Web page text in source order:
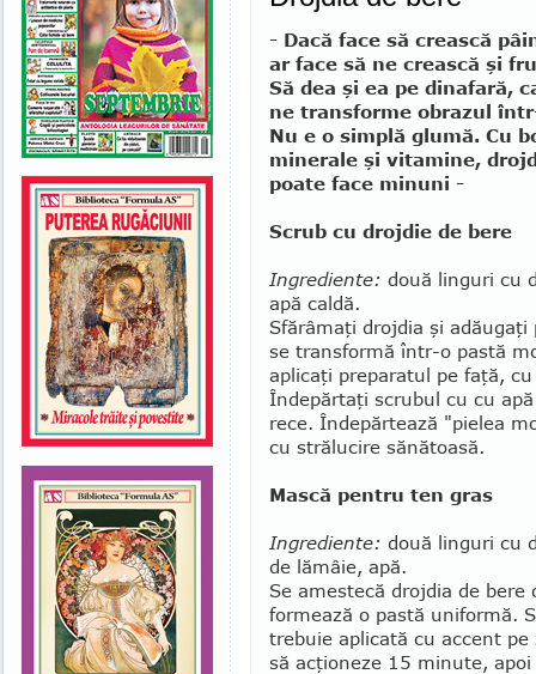
- Dacă face să crească
ar face să ne creas­că şi
Să dea şi ea pe dinafară,
ne transforme obrazul
Nu e o simplă glumă. Cu
minerale şi vita­mine,
poate face minuni -
Scrub cu drojdie de bere
Ingrediente: două linguri cu
apă caldă.
Sfărâmaţi drojdia şi
se transformă într-o pastă
aplicaţi pre­paratul pe faţă,
Îndepărtaţi scrubul cu cu
rece. Îndepărtează "pielea
cu strălucire sănătoasă.
Mască pentru ten gras
Ingrediente: două linguri cu
de lămâie, apă.
Se amestecă droj­dia de
formează o pastă uni­formă.
trebuie aplicată cu accent
să acţioneze 15 minute,